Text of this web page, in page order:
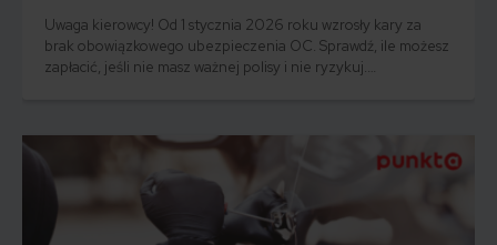
Uwaga kierowcy! Od 1 stycznia 2026 roku wzrosły kary za
brak obowiązkowego ubezpieczenia OC. Sprawdź, ile możesz
zapłacić, jeśli nie masz ważnej polisy i nie ryzykuj.